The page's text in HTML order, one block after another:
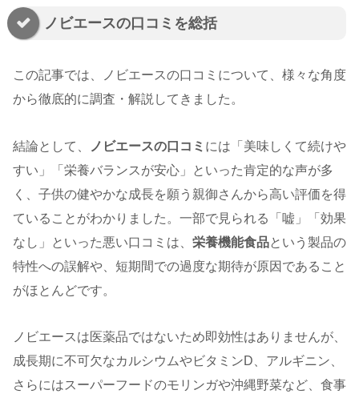
ノビエースの口コミを総括
この記事では、ノビエースの口コミについて、様々な角度
から徹底的に調査・解説してきました。
結論として、 ノビエースの口コミ には「美味しくて続けや
すい」「栄養バランスが安心」といった肯定的な声が多
く、子供の健やかな成長を願う親御さんから高い評価を得
ていることがわかりました。一部で見られる「嘘」「効果
なし」といった悪い口コミは、 栄養機能食品という製品の
特性への誤解や、短期間での過度な期待が原因であること
がほとんどです。
ノビエースは医薬品ではないため即効性はありませんが、
成長期に不可欠なカルシウムやビタミンD、アルギニン、
さらにはスーパーフードのモリンガや沖縄野菜など、食事